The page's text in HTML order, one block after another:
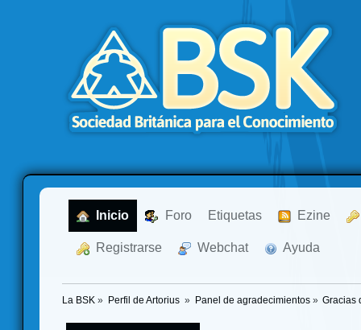
Inicio Foro Etiquetas Ezine
Registrarse Webchat Ayuda
La BSK » Perfil de Artorius » Panel de agradecimientos» Gracias